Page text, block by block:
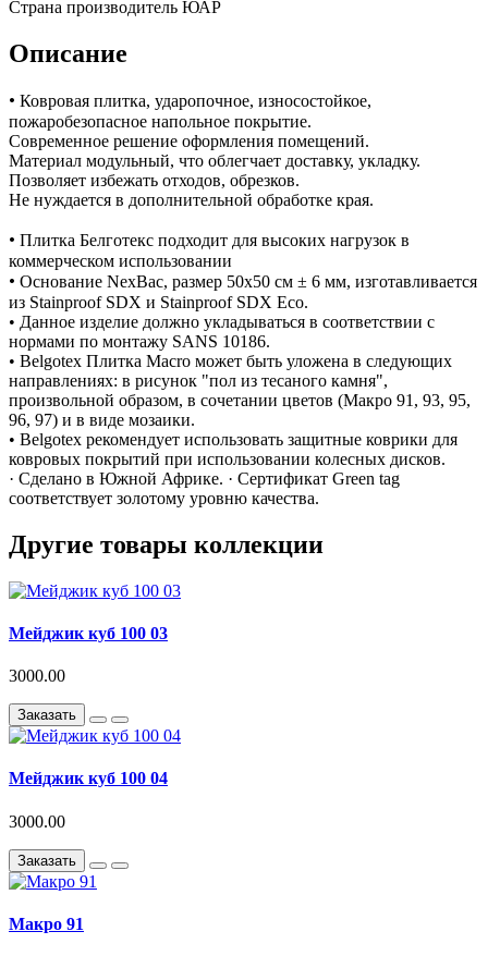
Страна производитель ЮАР
Описание
• Ковровая плитка, ударопочное, износостойкое,
пожаробезопасное напольное покрытие.
Современное решение оформления помещений.
Материал модульный, что облегчает доставку, укладку.
Позволяет избежать отходов, обрезков.
Не нуждается в дополнительной обработке края.
• Плитка Белготекс подходит для высоких нагрузок в
коммерческом использовании
• Основание NexBac, размер 50х50 см ± 6 мм, изготавливается
из Stainproof SDX и Stainproof SDX Eco.
• Данное изделие должно укладываться в соответствии с
нормами по монтажу SANS 10186.
• Belgotex Плитка Macro может быть уложена в следующих
направлениях: в рисунок "пол из тесаного камня",
произвольной образом, в сочетании цветов (Макро 91, 93, 95,
96, 97) и в виде мозаики.
• Belgotex рекомендует использовать защитные коврики для
ковровых покрытий при использовании колесных дисков.
· Сделано в Южной Африке. · Сертификат Green tag
соответствует золотому уровню качества.
Другие товары коллекции
Мейджик куб 100 03
3000.00
Заказать
Мейджик куб 100 04
3000.00
Заказать
Макро 91